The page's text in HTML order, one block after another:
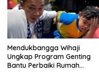
Mendukbangga Wihaji
Ungkap Program Genting
Bantu Perbaiki Rumah